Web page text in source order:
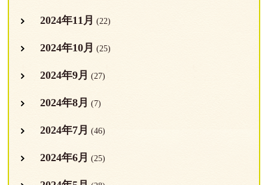
2024年11月 (22)
2024年10月 (25)
2024年9月 (27)
2024年8月 (7)
2024年7月 (46)
2024年6月 (25)